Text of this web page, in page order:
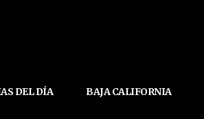
DEL DÍA BAJA CALIFORNIA